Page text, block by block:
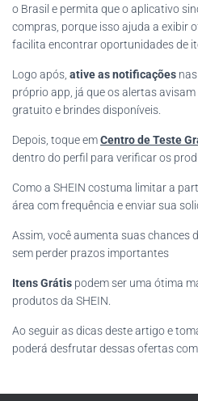
o Brasil e permita que o aplicativo
compras, porque isso ajuda a exibir
facilita encontrar oportunidades de
Logo após, ative as notificações
próprio app, já que os alertas
gratuito e brindes disponíveis.
Depois, toque emCentro de Teste
dentro do perfil para verificar os
Como a SHEIN costuma limitar a
área com frequência e enviar sua
Assim, você aumenta suas chances
sem perder prazos importantes
Itens Grátis podem ser uma ótima
produtos da SHEIN.
Ao seguir as dicas deste artigo e
poderá desfrutar dessas ofertas com